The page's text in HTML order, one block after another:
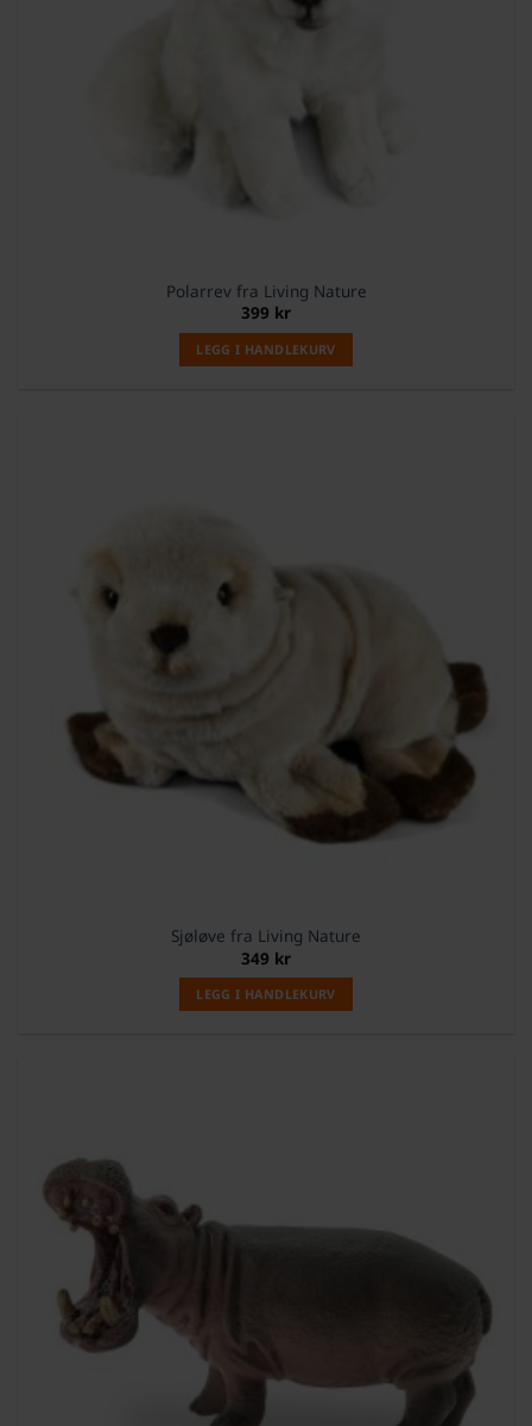
Polarrev fra Living Nature
399 kr
LEGG I HANDLEKURV
Sjøløve fra Living Nature
349 kr
LEGG I HANDLEKURV